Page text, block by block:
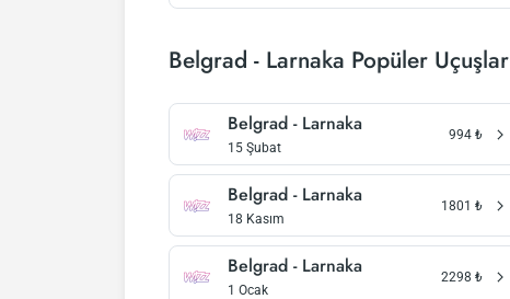
Belgrad - Larnaka Popüler Uçuşlar
Belgrad - Larnaka
15 Şubat
994 ₺
Belgrad - Larnaka
18 Kasım
1801 ₺
Belgrad - Larnaka
1 Ocak
2298 ₺